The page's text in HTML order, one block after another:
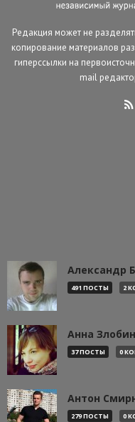
Редакция может не
копирование материалов
гиперссылки на
mail
Александр
491 ПОСТЫ 2
Анна
37 ПОСТЫ 0
Антон
279 ПОСТЫ 0